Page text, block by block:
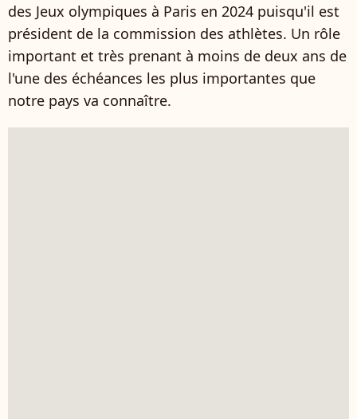
des Jeux olympiques à Paris en 2024 puisqu'il est
président de la commission des athlètes. Un rôle
important et très prenant à moins de deux ans de
l'une des échéances les plus importantes que
notre pays va connaître.